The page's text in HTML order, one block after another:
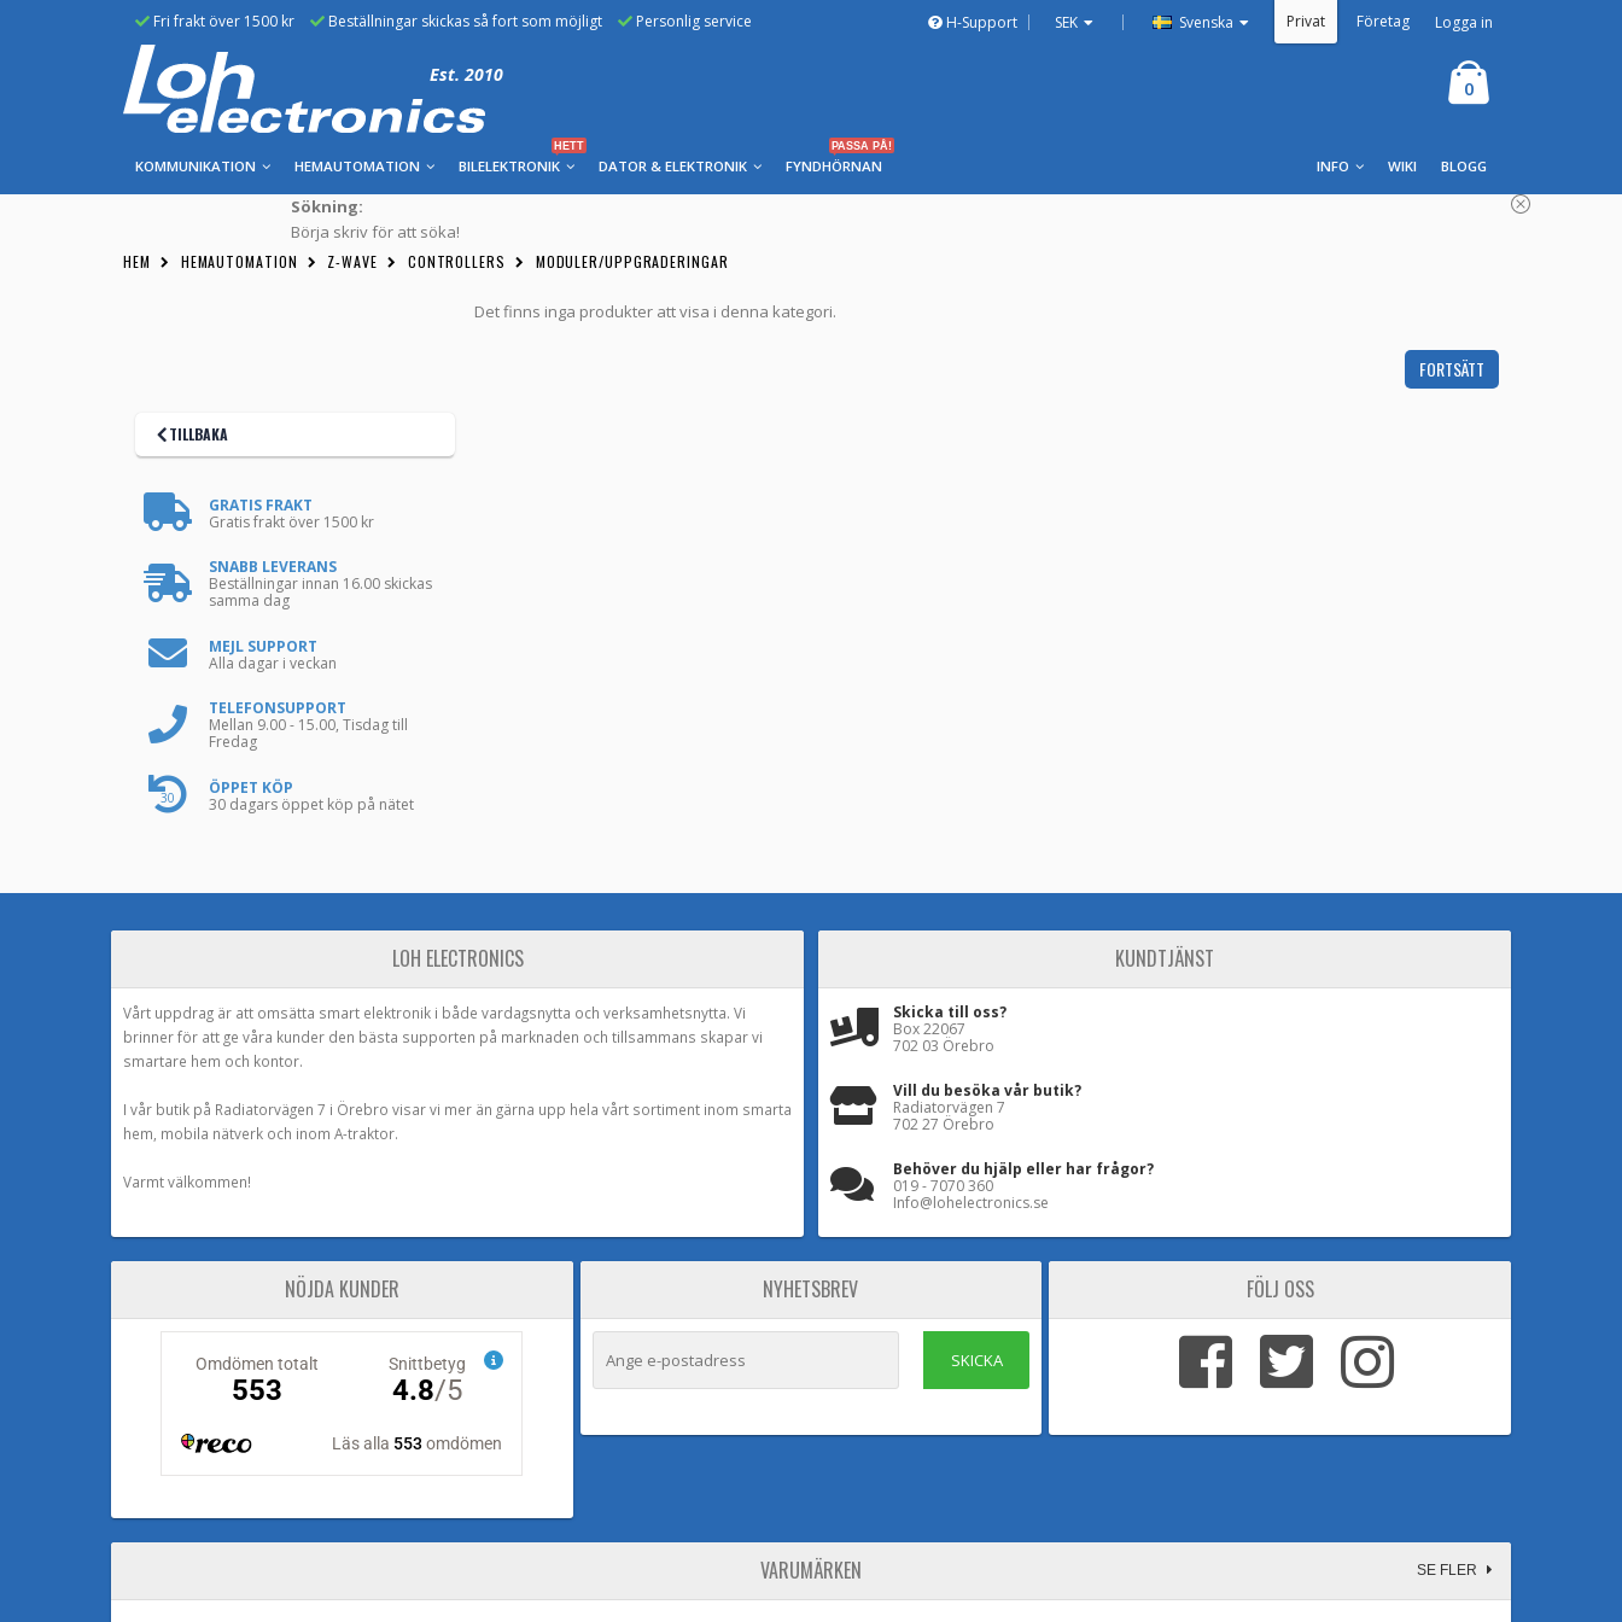
Fri frakt över 1500 kr Beställningar skickas så fort som möjligt Personlig service H-Support SEK | Svenska Privat Företag Logga in
Est. 2010
0
KOMMUNIKATION HEMAUTOMATION BILELEKTRONIK
HETT
DATOR & ELEKTRONIK FYNDHÖRNAN
PASSA PÅ!
BLOGG
WIKI
INFO
Sökning:
Börja skriv för att söka!
HEM HEMAUTOMATION Z-WAVE CONTROLLERS MODULER/UPPGRADERINGAR
Det finns inga produkter att visa i denna kategori.
FORTSÄTT
TILLBAKA
GRATIS FRAKT
Gratis frakt över 1500 kr
SNABB LEVERANS
Beställningar innan 16.00 skickas
samma dag
MEJL SUPPORT
Alla dagar i veckan
TELEFONSUPPORT
Mellan 9.00 - 15.00, Tisdag till
Fredag
30
ÖPPET KÖP
30 dagars öppet köp på nätet
LOH ELECTRONICS
Vårt uppdrag är att omsätta smart elektronik i både vardagsnytta och verksamhetsnytta. Vi
brinner för att ge våra kunder den bästa supporten på marknaden och tillsammans skapar vi
smartare hem och kontor.
I vår butik på Radiatorvägen 7 i Örebro visar vi mer än gärna upp hela vårt sortiment inom smarta
hem, mobila nätverk och inom A-traktor.
Varmt välkommen!
KUNDTJÄNST
Skicka till oss?
Box 22067
702 03 Örebro
Vill du besöka vår butik?
Radiatorvägen 7
702 27 Örebro
Behöver du hjälp eller har frågor?
019 - 7070 360
Info@lohelectronics.se
NÖJDA KUNDER NYHETSBREV
SKICKA
FÖLJ OSS
VARUMÄRKEN SE FLER